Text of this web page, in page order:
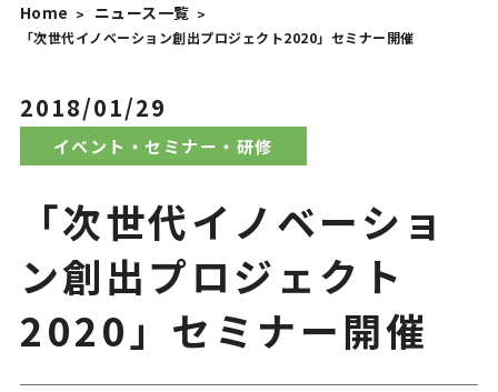
Home ニュース一覧
「次世代イノベーション創出プロジェクト2020」セミナー開催
2018/01/29
イベント・セミナー・研修
「次世代イノベーショ
ン創出プロジェクト
2020」セミナー開催